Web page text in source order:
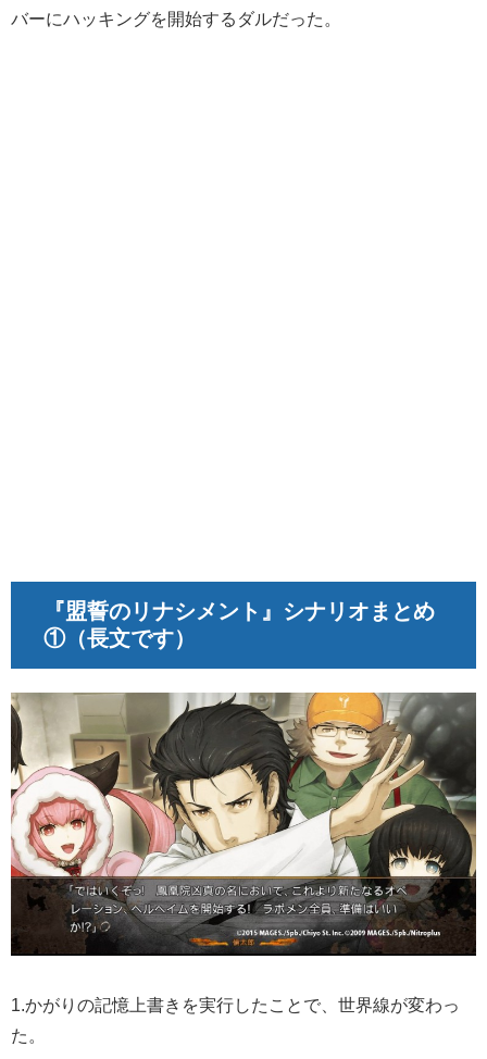
バーにハッキングを開始するダルだった。
『盟誓のリナシメント』 シナリオまとめ
①（長文です）
1.かがりの記憶上書きを実行したことで、世界線が変わっ
た。